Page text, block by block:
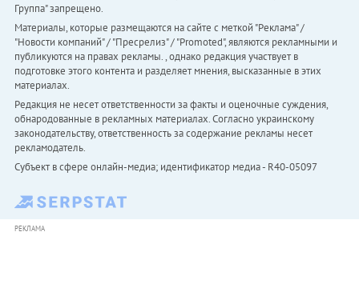
Группа" запрещено.
Материалы, которые размещаются на сайте с меткой "Реклама" /
"Новости компаний" / "Пресрелиз" / "Promoted", являются рекламными и
публикуются на правах рекламы. , однако редакция участвует в
подготовке этого контента и разделяет мнения, высказанные в этих
материалах.
Редакция не несет ответственности за факты и оценочные суждения,
обнародованные в рекламных материалах. Согласно украинскому
законодательству, ответственность за содержание рекламы несет
рекламодатель.
Субъект в сфере онлайн-медиа; идентификатор медиа - R40-05097
РЕКЛАМА